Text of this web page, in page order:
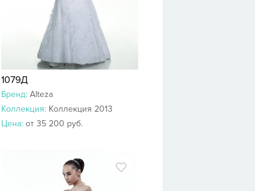
1079Д
Бренд: Alteza
Коллекция: Коллекция 2013
Цена: от 35 200 руб.